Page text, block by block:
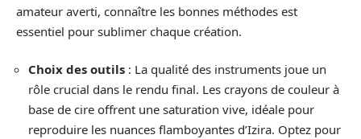
amateur averti, connaître les bonnes méthodes est
essentiel pour sublimer chaque création.
Choix des outils : La qualité des instruments joue un
rôle crucial dans le rendu final. Les crayons de couleur à
base de cire offrent une saturation vive, idéale pour
reproduire les nuances flamboyantes d’Izira. Optez pour